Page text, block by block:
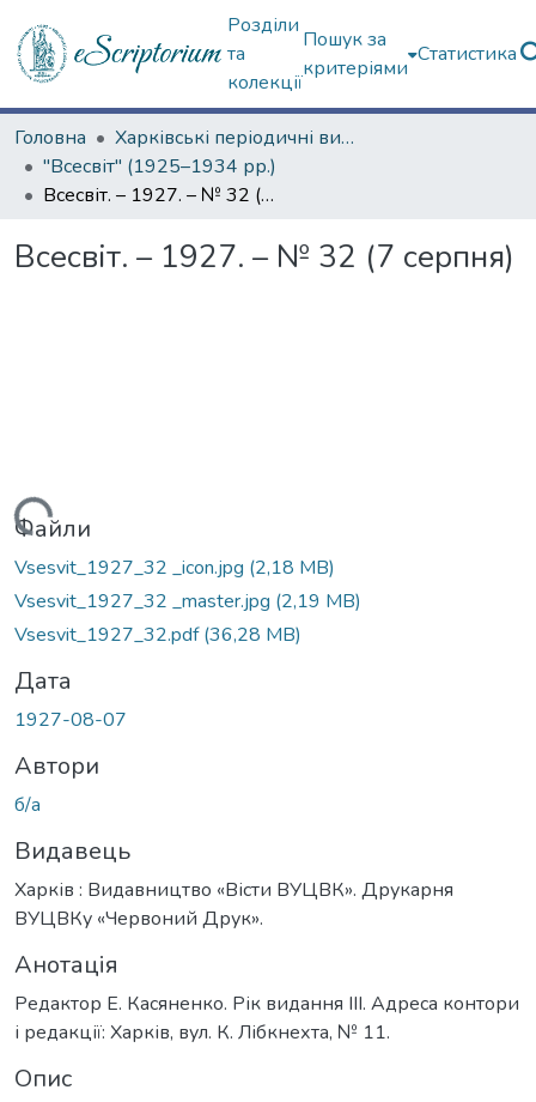
Розділи
та
колекції
Пошук за
критеріями
Статистика
Головна
Харківські періодичні видання
"Всесвіт" (1925–1934 рр.)
Всесвіт. – 1927. – № 32 (7 серпня)
Всесвіт. – 1927. – № 32 (7 серпня)
Файли
Vsesvit_1927_32 _icon.jpg (2,18 MB)
Vsesvit_1927_32 _master.jpg (2,19 MB)
Vsesvit_1927_32.pdf(36,28 MB)
Дата
1927-08-07
Автори
б/а
Видавець
Харків : Видавництво «Вісти ВУЦВК». Друкарня
ВУЦВКу «Червоний Друк».
Анотація
Редактор Е. Касяненко. Рік видання ІІІ. Адреса контори
і редакції: Харків, вул. К. Лібкнехта, № 11.
Опис